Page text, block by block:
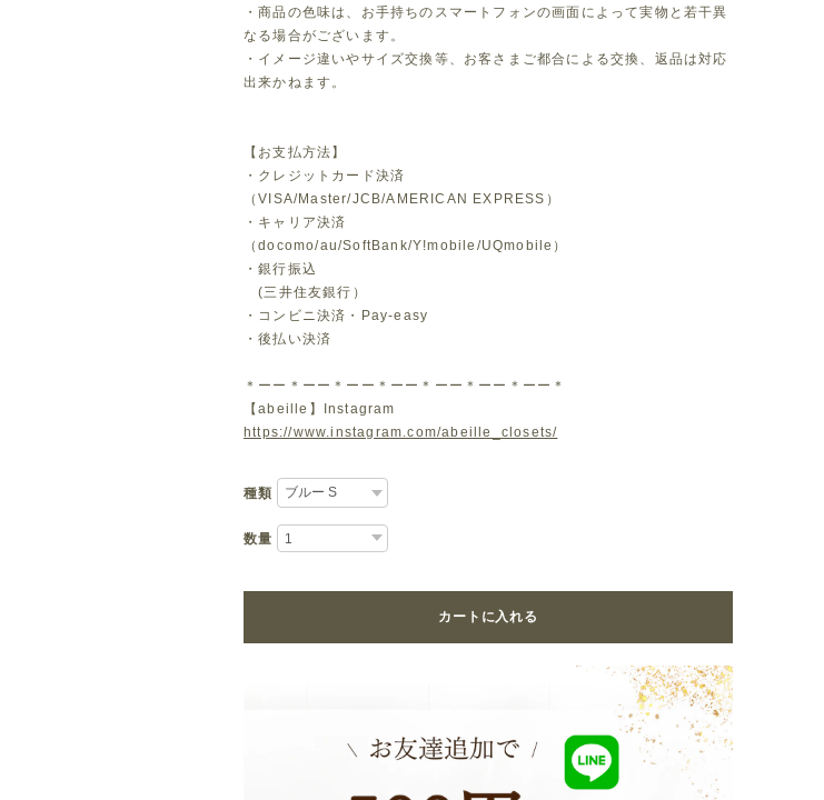
・商品の色味は、お手持ちのスマートフォンの画面によって実物と若干異
なる場合がございます。
・イメージ違いやサイズ交換等、お客さまご都合による交換、返品は対応
出来かねます。
【お支払方法】
・クレジットカード決済
（VISA/Master/JCB/AMERICAN EXPRESS）
・キャリア決済
（docomo/au/SoftBank/Y!mobile/UQmobile）
・銀行振込
(三井住友銀行）
・コンビニ決済・Pay-easy
・後払い決済
＊ーー＊ーー＊ーー＊ーー＊ーー＊ーー＊ーー＊
【abeille】Instagram
https://www.instagram.com/abeille_closets/
種類
数量
カートに入れる